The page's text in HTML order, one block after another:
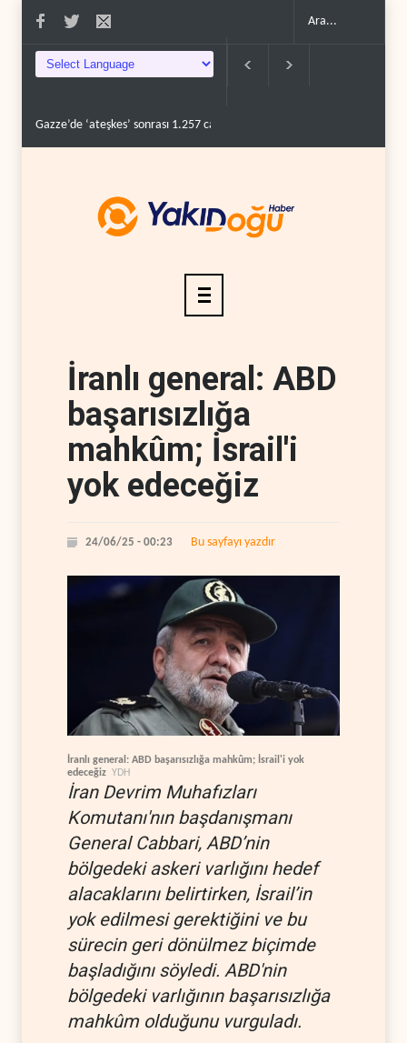
Gazze’de ‘ateşkes’ sonrası 1.257 can kaybı..
İranlı general: ABD
başarısızlığa
mahkûm; İsrail'i
yok edeceğiz
24/06/25 - 00:23 Bu sayfayı yazdır
İranlı general: ABD başarısızlığa mahkûm; İsrail'i yok
edeceğiz YDH
İran Devrim Muhafızları
Komutanı'nın başdanışmanı
General Cabbari, ABD’nin
bölgedeki askeri varlığını hedef
alacaklarını belirtirken, İsrail’in
yok edilmesi gerektiğini ve bu
sürecin geri dönülmez biçimde
başladığını söyledi. ABD'nin
bölgedeki varlığının başarısızlığa
mahkûm olduğunu vurguladı.